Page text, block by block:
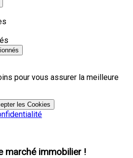
pour vous assurer la meilleure
les Cookies
marché immobilier !